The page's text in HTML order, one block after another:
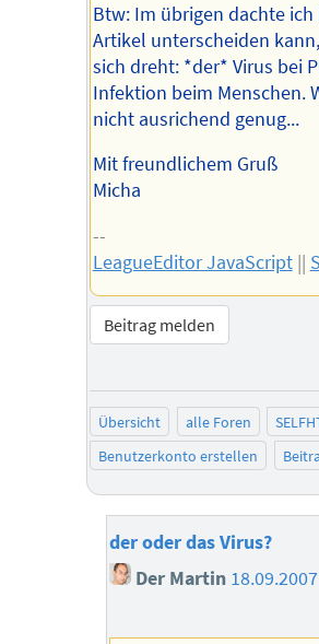
Btw: Im übrigen dachte
Artikel unterscheiden
sich dreht: *der* Virus bei
Infektion beim Menschen.
nicht ausrichend genug...
Mit freundlichem Gruß
Micha
--
LeagueEditor JavaScript||
Beitrag melden
Übersicht alle Foren
Benutzerkonto erstellen
der oder das Virus?
Der Martin